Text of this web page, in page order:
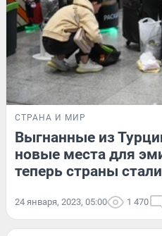
СТРАНА И МИР
Выгнанные из
новые места для
теперь страны
24 января, 2023, 05:00 1 470